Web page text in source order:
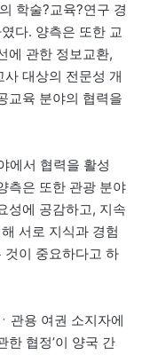
학술?교육?연구 경
다. 양측은 또한 교
에 관한 정보교환,
대상의 전문성 개
교육 분야의 협력을
에서 협력을 활성
측은 또한 관광 분야
성에 공감하고, 지속
서로 지식과 경험
것이 중요하다고 하
관용 여권 소지자에
한 협정’이 양국 간